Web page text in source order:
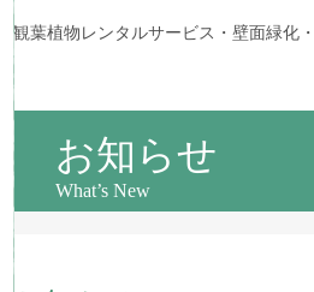
観葉植物レンタルサービス・壁面緑化
お知らせ
What’s New